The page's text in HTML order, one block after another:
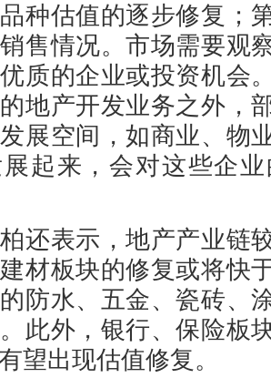
种估值的逐步修复；
售情况。市场需要观
质的企业或投资机会
地产开发业务之外，
展空间，如商业、物
起来，会对这些企
表示，地产产业链
材板块的修复或将快
防水、五金、瓷砖、
此外，银行、保险板
望出现估值修复。